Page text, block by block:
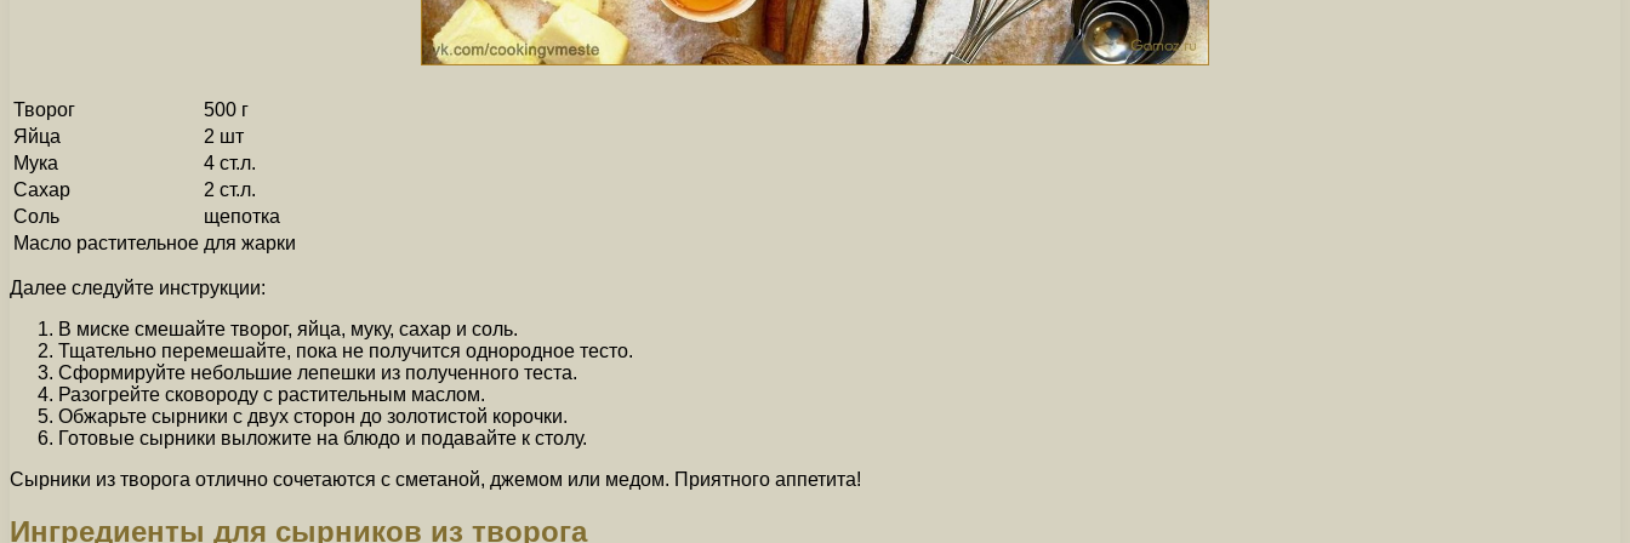
Творог
500 г
Яйца
2 шт
Мука
4 ст.л.
Сахар
2 ст.л.
Соль
щепотка
Масло растительное для жарки
Далее следуйте инструкции:
В миске смешайте творог, яйца, муку, сахар и соль.
Тщательно перемешайте, пока не получится однородное тесто.
Сформируйте небольшие лепешки из полученного теста.
Разогрейте сковороду с растительным маслом.
Обжарьте сырники с двух сторон до золотистой корочки.
Готовые сырники выложите на блюдо и подавайте к столу.
Сырники из творога отлично сочетаются с сметаной, джемом или медом. Приятного аппетита!
Ингредиенты для сырников из творога